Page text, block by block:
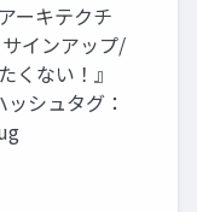
ーキテクチ
インアップ/
くない！』
シュタグ：